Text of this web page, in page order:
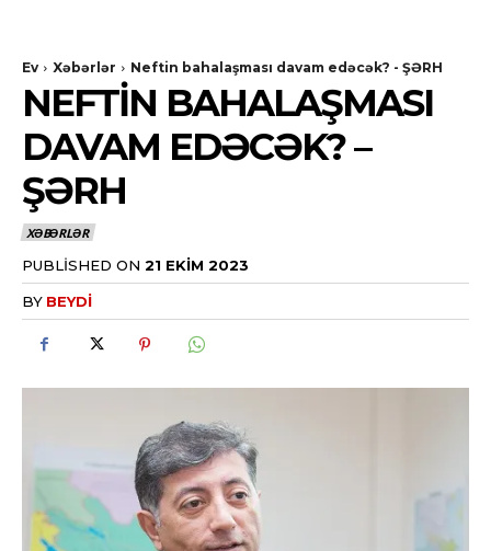
Ev Xəbərlər Neftin bahalaşması davam edəcək? - ŞƏRH
NEFTIN BAHALAŞMASI
DAVAM EDƏCƏK? –
ŞƏRH
XƏBƏRLƏR
PUBLISHED ON 21 EKIM 2023
BY BEYDI